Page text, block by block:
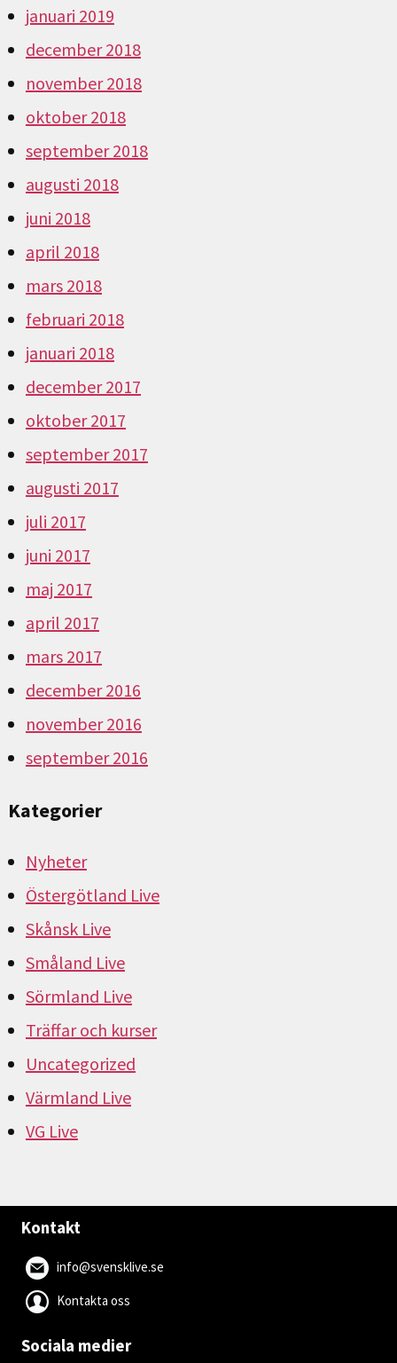
januari 2019
december 2018
november 2018
oktober 2018
september 2018
augusti 2018
juni 2018
april 2018
mars 2018
februari 2018
januari 2018
december 2017
oktober 2017
september 2017
augusti 2017
juli 2017
juni 2017
maj 2017
april 2017
mars 2017
december 2016
november 2016
september 2016
Kategorier
Nyheter
Östergötland Live
Skånsk Live
Småland Live
Sörmland Live
Träffar och kurser
Uncategorized
Värmland Live
VG Live
Kontakt
info@svensklive.se
Kontakta oss
Sociala medier